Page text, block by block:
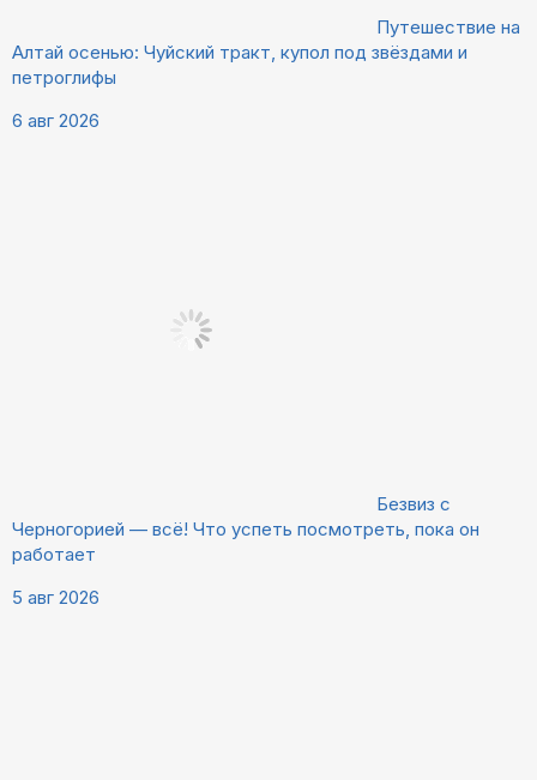
Путешествие на
Алтай осенью: Чуйский тракт, купол под звёздами и
петроглифы
6 авг 2026
Безвиз с
Черногорией — всё! Что успеть посмотреть, пока он
работает
5 авг 2026